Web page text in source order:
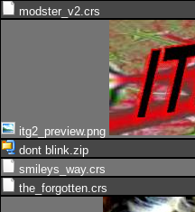
modster_v2.crs
itg2_preview.png
dont blink.zip
smileys_way.crs
the_forgotten.crs